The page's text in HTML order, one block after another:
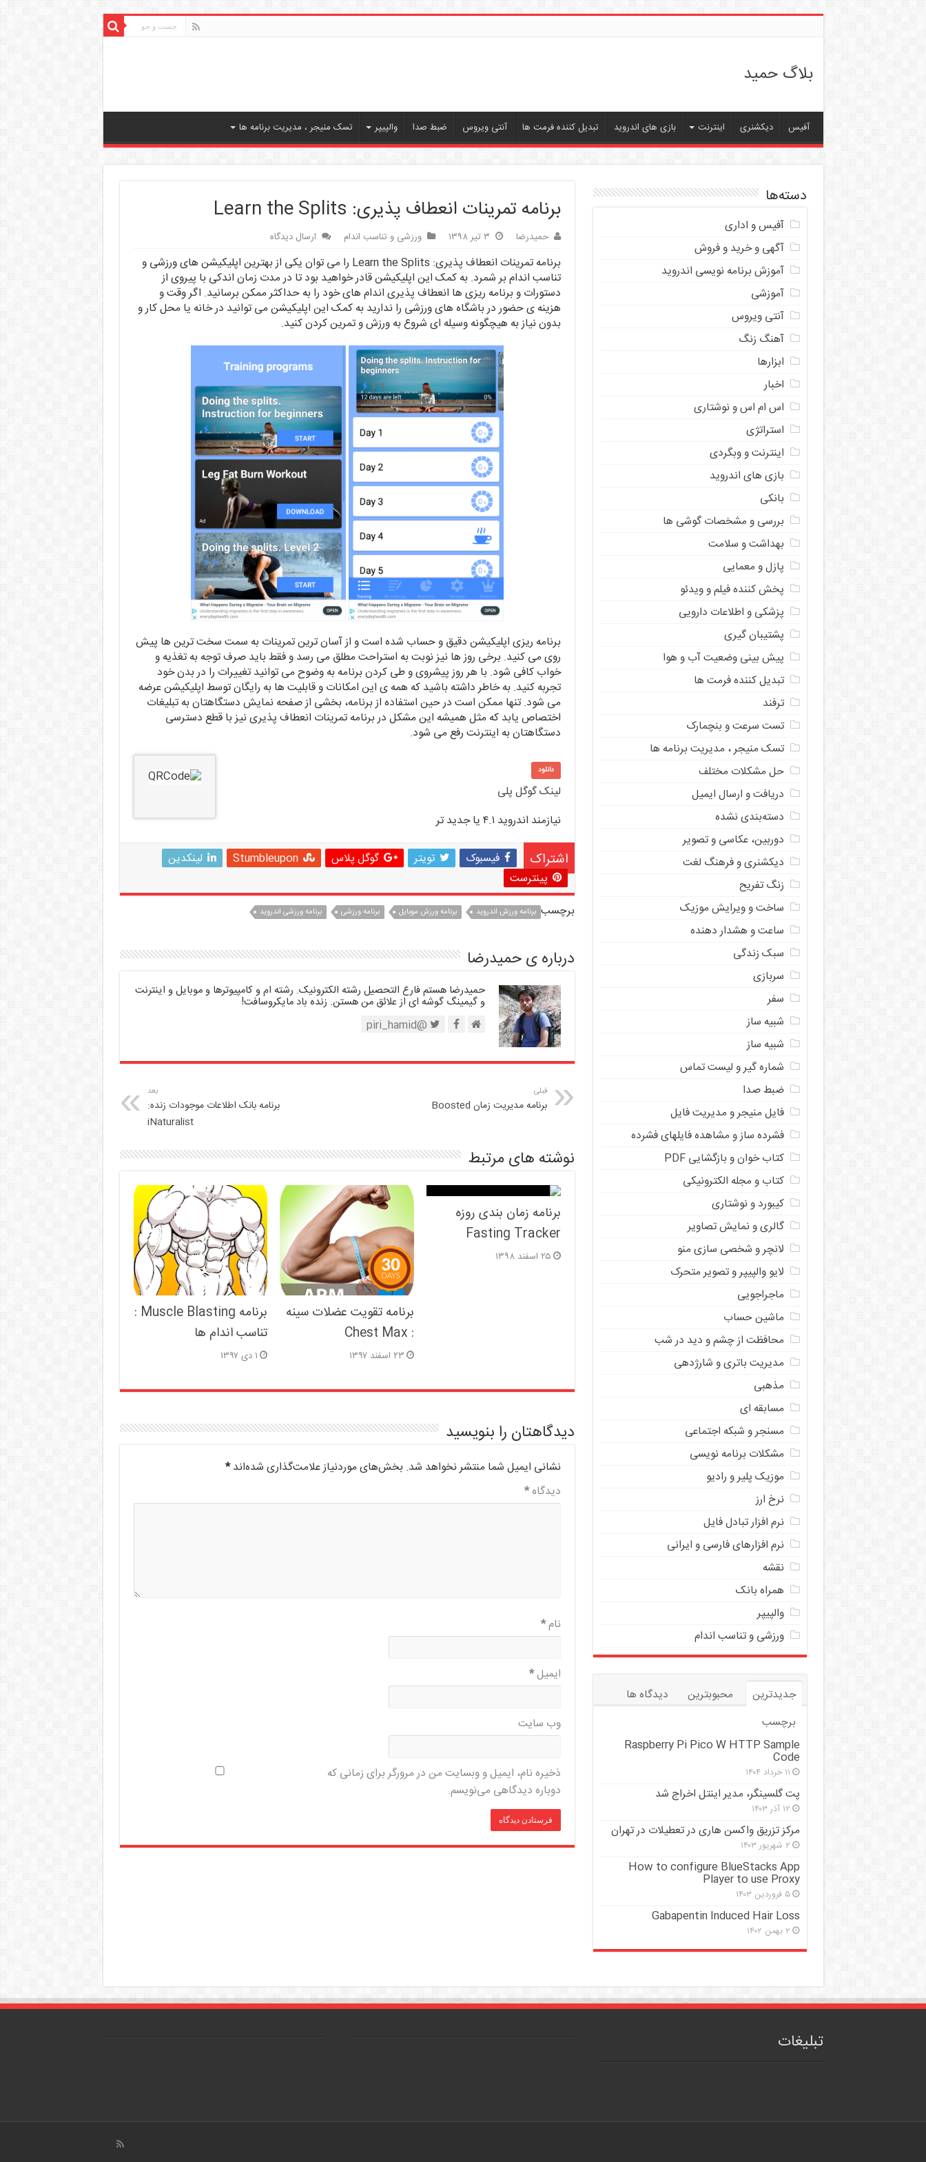
بلاگ حمید
آفیس دیکشنری اینترنت بازی های اندروید تبدیل کننده فرمت ها آنتی ویروس ضبط صدا والپیپر تسک منیجر ، مدیریت برنامه ها
برنامه تمرینات انعطاف پذیری: Learn the Splits
حمیدرضا ۳ تیر ۱۳۹۸ ورزشی و تناسب اندام ارسال دیدگاه
برنامه تمرینات انعطاف پذیری: Learn the Splits را می توان یکی از بهترین اپلیکیشن های ورزشی و
تناسب اندام بر شمرد. به کمک این اپلیکیشن قادر خواهید بود تا در مدت زمان اندکی با پیروی از
دستورات و برنامه ریزی ها انعطاف پذیری اندام های خود را به حداکثر ممکن برسانید. اگر وقت و
هزینه ی حضور در باشگاه های ورزشی را ندارید به کمک این اپلیکیشن می توانید در خانه یا محل کار و
بدون نیاز به هیچگونه وسیله ای شروع به ورزش و تمرین کردن کنید.
برنامه ریزی اپلیکیشن دقیق و حساب شده است و از آسان ترین تمرینات به سمت سخت ترین ها پیش
روی می کنید. برخی روز ها نیز نوبت به استراحت مطلق می رسد و فقط باید صرف توجه به تغذیه و
خواب کافی شود. با هر روز پیشروی و طی کردن برنامه به وضوح می توانید تغییرات را در بدن خود
تجربه کنید. به خاطر داشته باشید که همه ی این امکانات و قابلیت ها به رایگان توسط اپلیکیشن عرضه
می شود. تنها ممکن است در حین استفاده از برنامه، بخشی از صفحه نمایش دستگاهتان به تبلیغات
اختصاص یابد که مثل همیشه این مشکل در برنامه تمرینات انعطاف پذیری نیز با قطع دسترسی
دستگاهتان به اینترنت رفع می شود.
دانلود
لینک گوگل پلی
نیازمند اندروید ۴.۱ یا جدید تر
اشتراک فیسبوک تویتر گوگل پلاس Stumbleupon
لینکدین
پینترست
برچسب برنامه ورزش اندروید برنامه ورزش موبایل برنامه ورزشی برنامه ورزشی اندروید
درباره ی حمیدرضا
حمیدرضا هستم فارغ التحصیل رشته الکترونیک. رشته ام و کامپیوترها و موبایل و اینترنت
و گیمینگ گوشه ای از علائق من هستن. زنده باد مایکروسافت!
@piri_hamid
قبلی
برنامه مدیریت زمان Boosted
بعد
برنامه بانک اطلاعات موجودات زنده:
iNaturalist
نوشته های مرتبط
برنامه زمان بندی روزه
Fasting Tracker
۲۵ اسفند ۱۳۹۸
برنامه تقویت عضلات سینه
: Chest Max
۲۳ اسفند ۱۳۹۷
برنامه Muscle Blasting :
تناسب اندام ها
۱ دی ۱۳۹۷
دیدگاهتان را بنویسید
نشانی ایمیل شما منتشر نخواهد شد. بخش‌های موردنیاز علامت‌گذاری شده‌اند*
دیدگاه*
نام*
ایمیل*
وب‌ سایت
ذخیره نام، ایمیل و وبسایت من در مرورگر برای زمانی که
دوباره دیدگاهی می‌نویسم.
دسته‌ها
آفیس و اداری
آگهی و خرید و فروش
آموزش برنامه نویسی اندروید
آموزشی
آنتی ویروس
آهنگ زنگ
ابزارها
اخبار
اس ام اس و نوشتاری
استراتژی
اینترنت و وبگردی
بازی های اندروید
بانکی
بررسی و مشخصات گوشی ها
بهداشت و سلامت
پازل و معمایی
پخش کننده فیلم و ویدئو
پزشکی و اطلاعات دارویی
پشتیبان گیری
پیش بینی وضعیت آب و هوا
تبدیل کننده فرمت ها
ترفند
تست سرعت و بنچمارک
تسک منیجر ، مدیریت برنامه ها
حل مشکلات مختلف
دریافت و ارسال ایمیل
دسته‌بندی نشده
دوربین، عکاسی و تصویر
دیکشنری و فرهنگ لغت
زنگ تفریح
ساخت و ویرایش موزیک
ساعت و هشدار دهنده
سبک زندگی
سربازی
سفر
شبیه ساز
شبیه ساز
شماره گیر و لیست تماس
ضبط صدا
فایل منیجر و مدیریت فایل
فشرده ساز و مشاهده فایلهای فشرده
کتاب خوان و بازگشایی PDF
کتاب و مجله الکترونیکی
کیبورد و نوشتاری
گالری و نمایش تصاویر
لانچر و شخصی سازی منو
لایو والپیپر و تصویر متحرک
ماجراجویی
ماشین حساب
محافظت از چشم و دید در شب
مدیریت باتری و شارژدهی
مذهبی
مسابقه ای
مسنجر و شبکه اجتماعی
مشکلات برنامه نویسی
موزیک پلیر و رادیو
نرخ ارز
ﻧﺮﻡ ﺍﻓﺰﺍﺭ ﺗﺒﺎﺩﻝ ﻓﺎﻳﻞ
نرم افزارهای فارسی و ایرانی
نقشه
همراه بانک
والپیپر
ورزشی و تناسب اندام
جدیدترین محبوبترین
دیدگاه ها
برچسب
Raspberry Pi Pico W HTTP Sample
Code
۱۱ خرداد ۱۴۰۴
پت گلسینگر، مدیر اینتل اخراج شد
۱۲ آذر ۱۴۰۳
مرکز تزریق واکسن هاری در تعطیلات در تهران
۲ شهریور ۱۴۰۳
How to configure BlueStacks App
Player to use Proxy
۵ فروردین ۱۴۰۳
Gabapentin Induced Hair Loss
۲ بهمن ۱۴۰۲
تبلیغات